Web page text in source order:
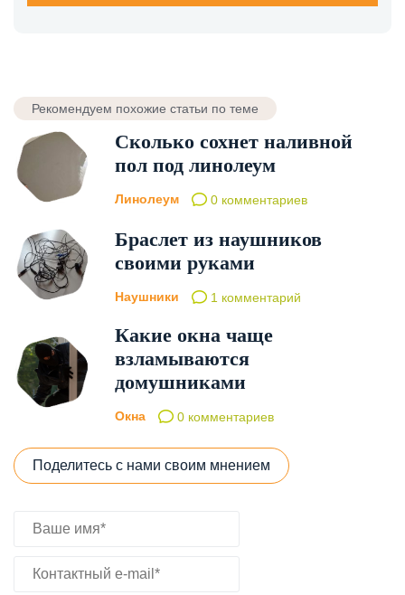
Рекомендуем похожие статьи по теме
Сколько сохнет наливной
пол под линолеум
Линолеум 0 комментариев
Браслет из наушников
своими руками
Наушники 1 комментарий
Какие окна чаще
взламываются
домушниками
Окна 0 комментариев
Поделитесь с нами своим мнением